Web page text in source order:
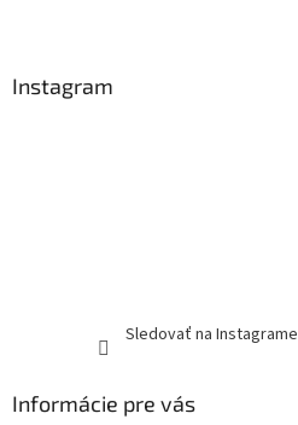
Instagram
Sledovať na Instagrame
Informácie pre vás